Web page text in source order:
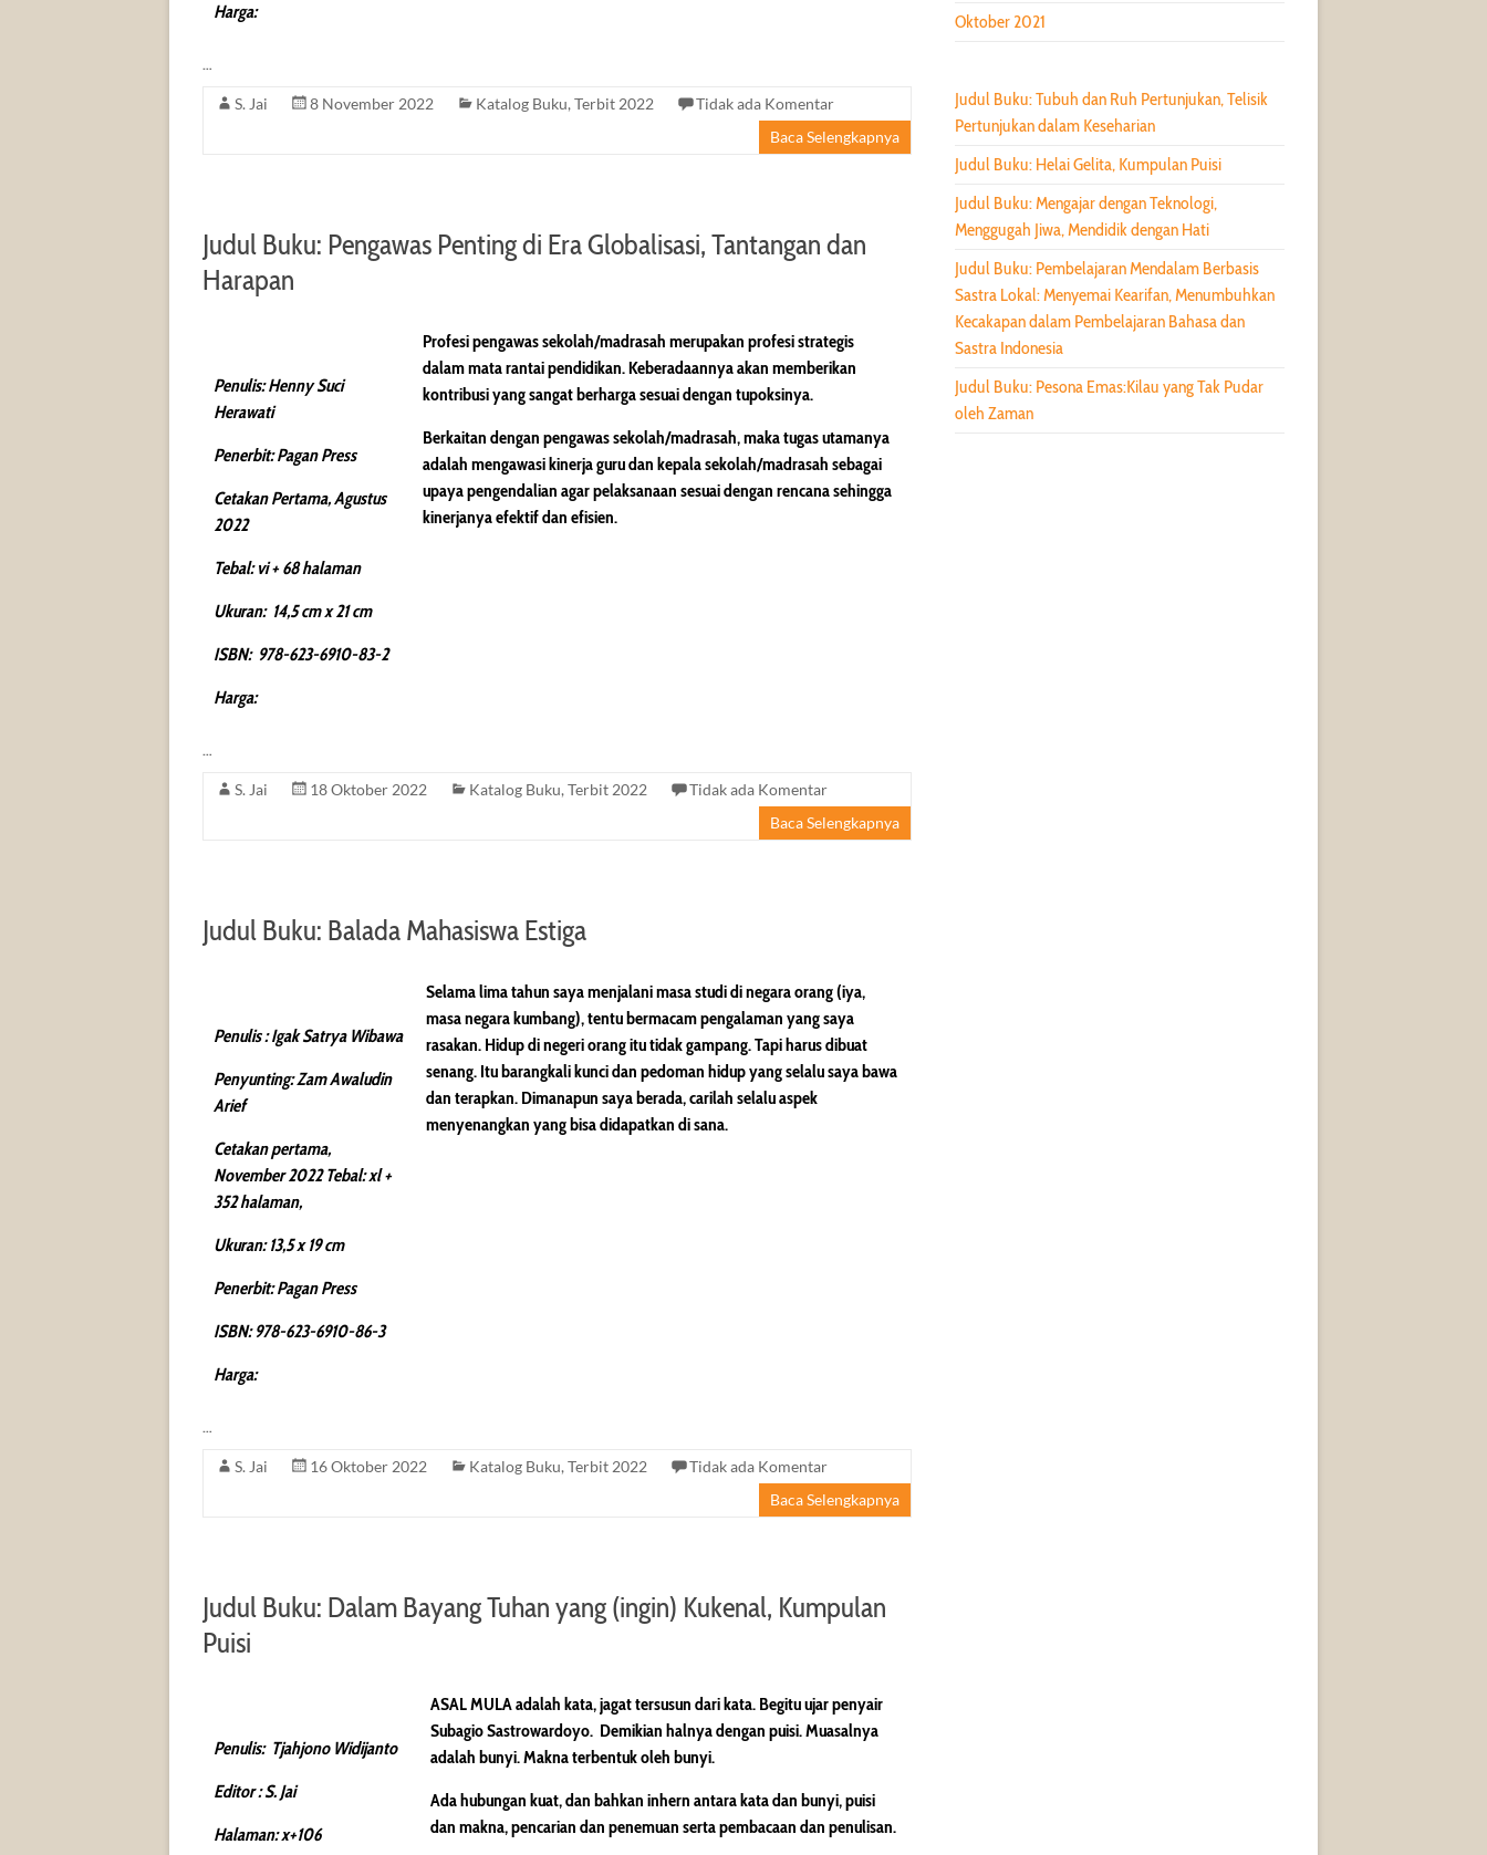
Harga:
…
S. Jai 8 November 2022 Katalog Buku, Terbit 2022
Tidak ada Komentar
Baca Selengkapnya
Judul Buku: Pengawas Penting di Era Globalisasi, Tantangan dan
Harapan
Penulis:HennySuci
Herawati
Penerbit: Pagan Press
Cetakan Pertama,Agustus
2022
Tebal: vi + 68 halaman
Ukuran: 14,5 cm x 21 cm
ISBN: 978-623-6910-83-2
Harga:
Profesi pengawas sekolah/madrasah merupakan profesi strategis
dalam mata rantai pendidikan. Keberadaannya akan memberikan
kontribusi yang sangat berharga sesuai dengan tupoksinya.
Berkaitan dengan pengawas sekolah/madrasah, maka tugas utamanya
adalah mengawasi kinerja guru dan kepala sekolah/madrasah sebagai
upaya pengendalian agar pelaksanaan sesuai dengan rencana sehingga
kinerjanya efektif dan efisien.
…
S. Jai 18 Oktober 2022 Katalog Buku, Terbit 2022
Tidak ada Komentar
Baca Selengkapnya
Judul Buku: Balada Mahasiswa Estiga
Penulis : Igak Satrya Wibawa
Penyunting: Zam Awaludin
Arief
Cetakan pertama,
November 2022 Tebal: xl +
352 halaman,
Ukuran: 13,5 x 19 cm
Penerbit: Pagan Press
ISBN: 978-623-6910-86-3
Harga:
Selama lima tahun saya menjalani masa studi di negara orang (iya,
masa negara kumbang), tentu bermacam pengalaman yang saya
rasakan. Hidup di negeri orang itu tidak gampang. Tapi harus dibuat
senang. Itu barangkali kunci dan pedoman hidup yang selalu saya bawa
dan terapkan. Dimanapun saya berada, carilah selalu aspek
menyenangkan yang bisa didapatkan di sana.
…
S. Jai 16 Oktober 2022 Katalog Buku, Terbit 2022
Tidak ada Komentar
Baca Selengkapnya
Judul Buku: Dalam Bayang Tuhan yang (ingin) Kukenal, Kumpulan
Puisi
Penulis: Tjahjono Widijanto
Editor : S. Jai
Halaman: x+106
ASAL MULAadalah kata, jagat tersusun dari kata. Begitu ujar penyair
Subagio Sastrowardoyo. Demikian halnya dengan puisi. Muasalnya
adalah bunyi. Makna terbentuk oleh bunyi.
Ada hubungan kuat, dan bahkan inhern antara kata dan bunyi, puisi
dan makna, pencarian dan penemuan serta pembacaan dan penulisan.
Oktober 2021
Judul Buku: Tubuh dan Ruh Pertunjukan, Telisik
Pertunjukan dalam Keseharian
Judul Buku: Helai Gelita, Kumpulan Puisi
Judul Buku: Mengajar dengan Teknologi,
Menggugah Jiwa, Mendidik dengan Hati
Judul Buku: Pembelajaran Mendalam Berbasis
Sastra Lokal: Menyemai Kearifan, Menumbuhkan
Kecakapan dalam Pembelajaran Bahasa dan
Sastra Indonesia
Judul Buku: Pesona Emas:Kilau yang Tak Pudar
oleh Zaman